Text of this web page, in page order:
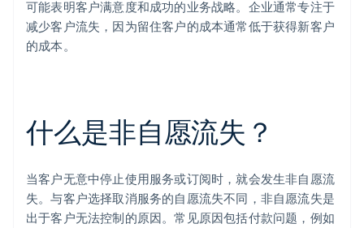
可能表明客户满意度和成功的业务战略。企业通常专注于
减少客户流失，因为留住客户的成本通常低于获得新客户
的成本。
什么是非自愿流失？
当客户无意中停止使用服务或订阅时，就会发生非自愿流
失。与客户选择取消服务的自愿流失不同，非自愿流失是
出于客户无法控制的原因。常见原因包括付款问题，例如